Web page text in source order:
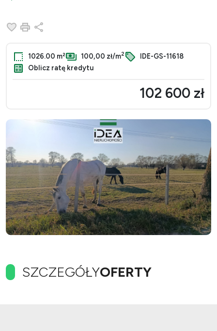
Dodaj do ulubionych
Drukuj
1026.00 m² 100,00 zł/m2
IDE-GS-11618
Oblicz ratę kredytu
102 600 zł
SZCZEGÓŁYOFERTY